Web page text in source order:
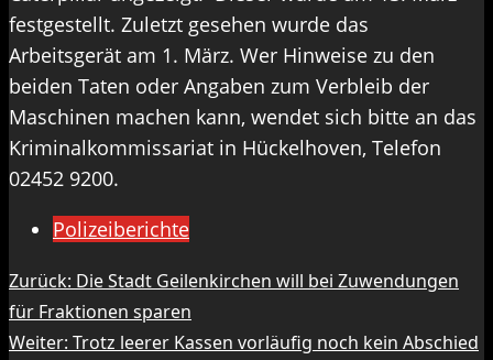
festgestellt. Zuletzt gesehen wurde das
Arbeitsgerät am 1. März. Wer Hinweise zu den
beiden Taten oder Angaben zum Verbleib der
Maschinen machen kann, wendet sich bitte an das
Kriminalkommissariat in Hückelhoven, Telefon
02452 9200.
Polizeiberichte
Beitragsnavigation
Zurück: Die Stadt Geilenkirchen will bei Zuwendungen
für Fraktionen sparen
Weiter: Trotz leerer Kassen vorläufig noch kein Abschied